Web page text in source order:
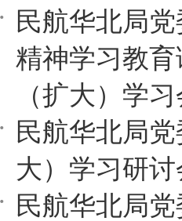
民航华北局
精神学习教
（扩大）学
民航华北局
大）学习研讨
民航华北局